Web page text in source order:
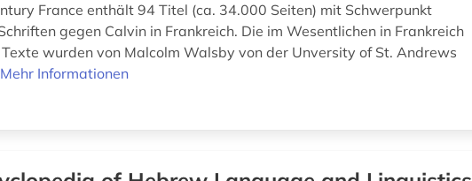
France enthält 94 Titel (ca. 34.000 Seiten) mit Schwerpunkt
gegen Calvin in Frankreich. Die im Wesentlichen in Frankreich
wurden von Malcolm Walsby von der Unversity of St. Andrews
Mehr Informationen